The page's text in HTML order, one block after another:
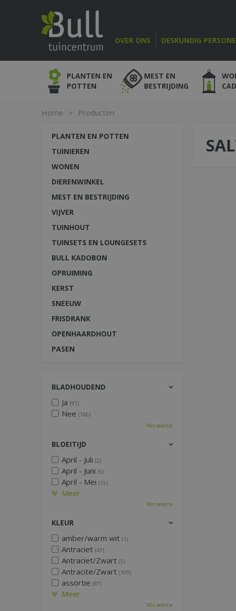
Home > Producten
OVER ONS DESKUNDIG
PLANTEN EN
POTTEN
MEST EN
BESTRIJDING
PLANTEN EN POTTEN
TUINIEREN
WONEN
DIERENWINKEL
MEST EN BESTRIJDING
VIJVER
TUINHOUT
TUINSETS EN LOUNGESETS
BULL KADOBON
OPRUIMING
KERST
SNEEUW
FRISDRANK
OPENHAARDHOUT
PASEN
BLADHOUDEND
Ja (91)
Nee (166)
Wis selectie
BLOEITIJD
April - Juli (2)
April - Juni (5)
April - Mei (15)
Meer
Wis selectie
KLEUR
amber/warm wit (1)
Antraciet (47)
Antraciet/Zwart (5)
Antracite/Zwart (109)
assortie (97)
Meer
Wis selectie